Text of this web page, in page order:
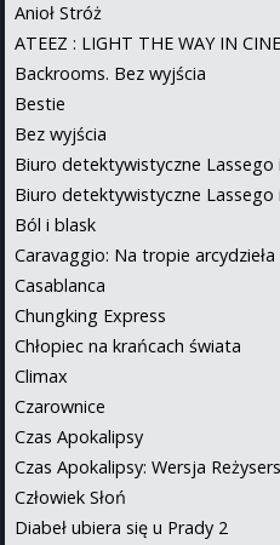
Anioł Stróż
ATEEZ : LIGHT THE WAY IN
Backrooms. Bez wyjścia
Bestie
Bez wyjścia
Biuro detektywistyczne Lassego
Biuro detektywistyczne Lassego
Ból i blask
Caravaggio: Na tropie arcydzieła
Casablanca
Chungking Express
Chłopiec na krańcach świata
Climax
Czarownice
Czas Apokalipsy
Czas Apokalipsy: Wersja
Człowiek Słoń
Diabeł ubiera się u Prady 2